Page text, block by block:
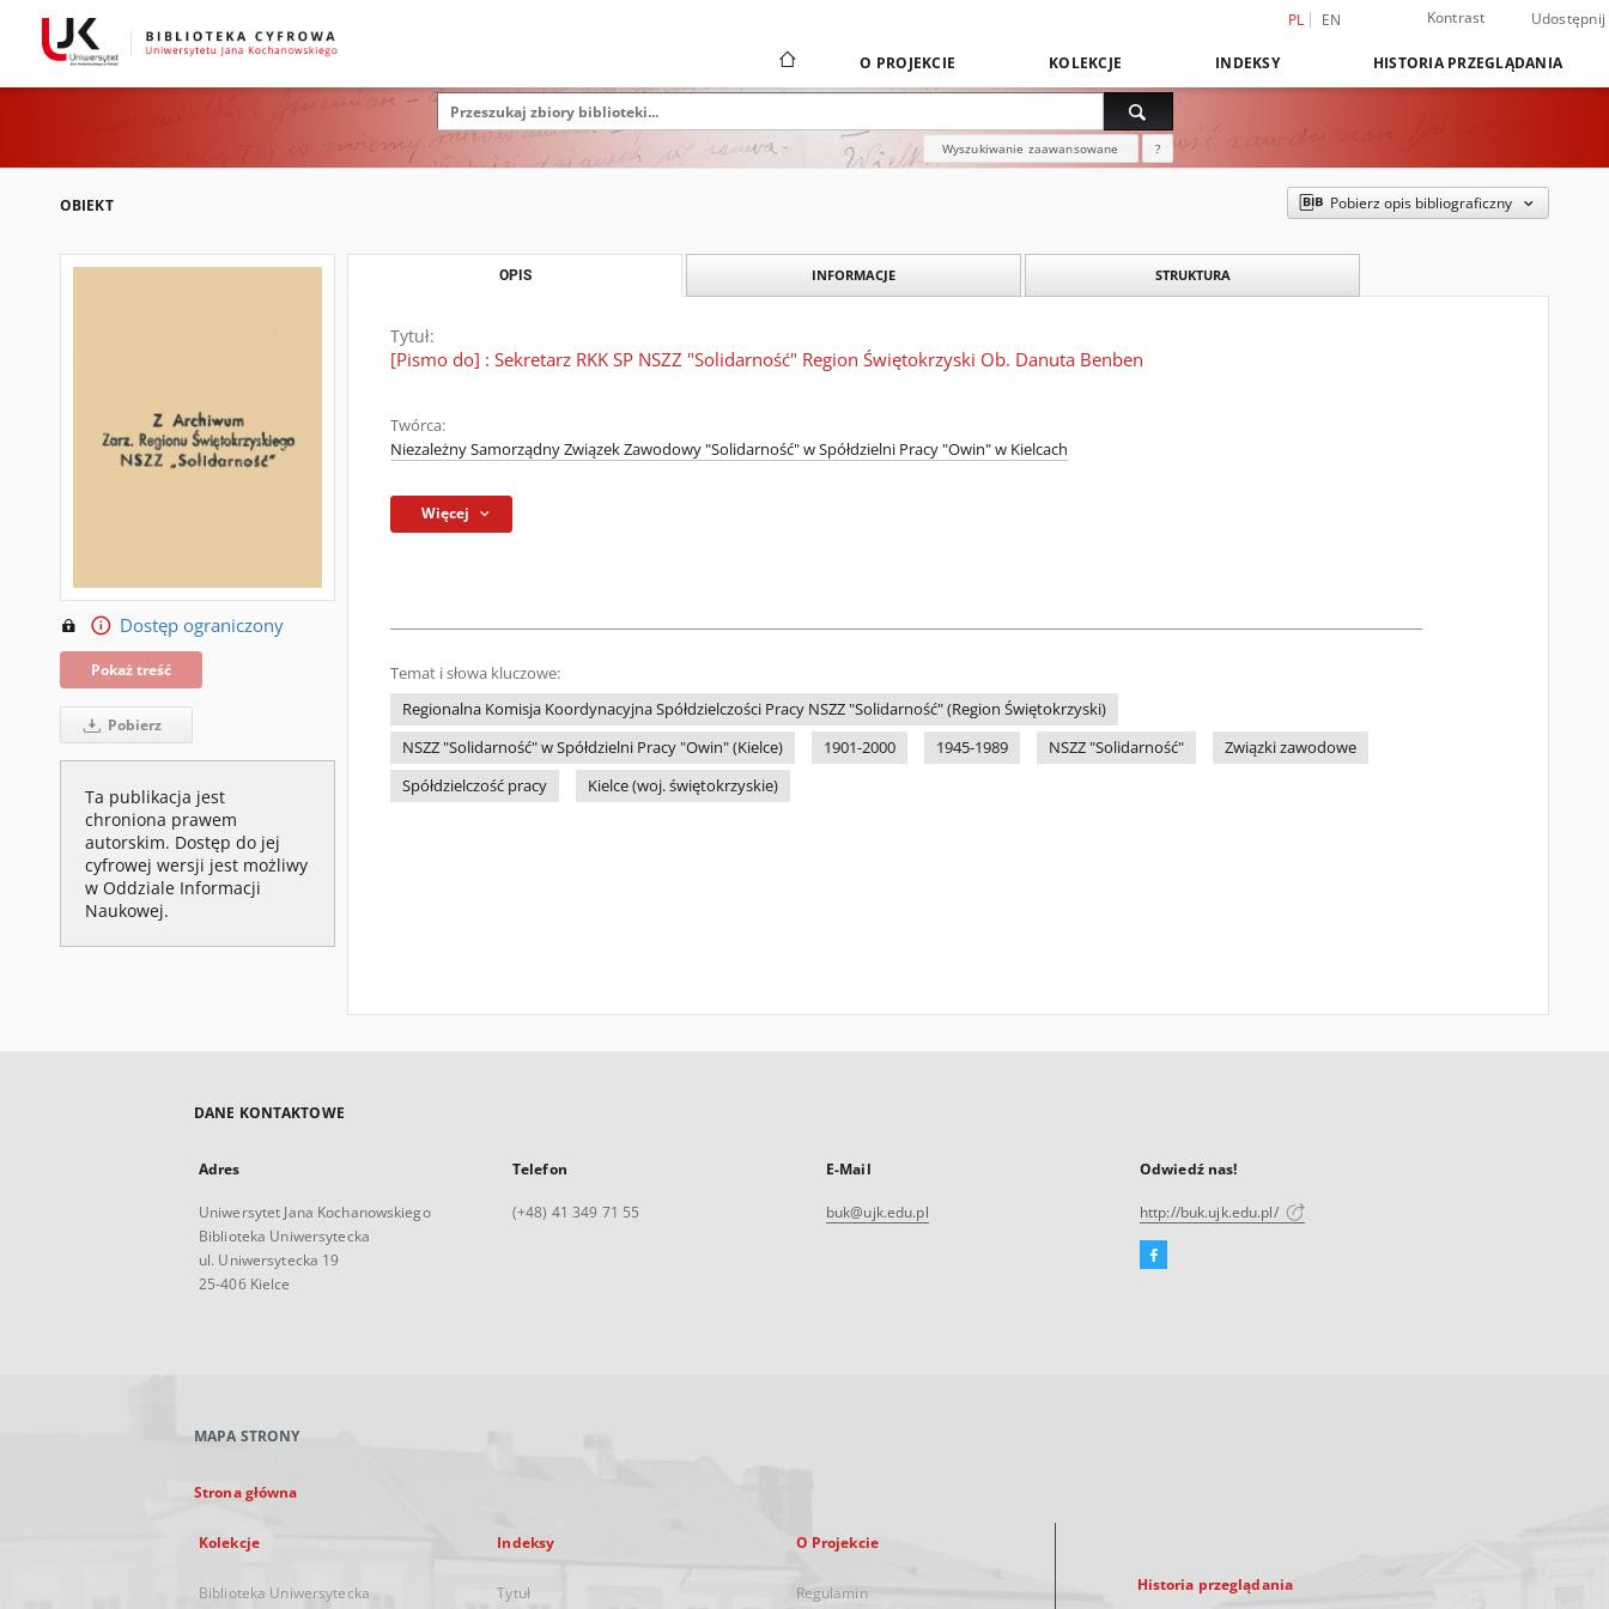
PL EN Kontrast Udostępnij
O PROJEKCIE KOLEKCJE INDEKSY HISTORIA PRZEGLĄDANIA
Wyszukiwanie zaawansowane ?
OBIEKT Pobierz opis bibliograficzny
Dostęp ograniczony
Pokaż treść
Pobierz
Ta publikacja jest
chroniona prawem
autorskim. Dostęp do jej
cyfrowej wersji jest możliwy
w Oddziale Informacji
Naukowej.
OPIS INFORMACJE STRUKTURA
Tytuł:
[Pismo do] : Sekretarz RKK SP NSZZ "Solidarność" Region Świętokrzyski Ob. Danuta Benben
Twórca:
Niezależny Samorządny Związek Zawodowy "Solidarność" w Spółdzielni Pracy "Owin" w Kielcach
Więcej
Temat i słowa kluczowe:
Regionalna Komisja Koordynacyjna Spółdzielczości Pracy NSZZ "Solidarność" (Region Świętokrzyski)
NSZZ "Solidarność" w Spółdzielni Pracy "Owin" (Kielce)
1901-2000 1945-1989 NSZZ "Solidarność"
Związki zawodowe
Spółdzielczość pracy
Kielce (woj. świętokrzyskie)
DANE KONTAKTOWE
Adres
Uniwersytet Jana Kochanowskiego
Biblioteka Uniwersytecka
ul. Uniwersytecka 19
25-406 Kielce
Telefon
(+48) 41 349 71 55
E-Mail
buk@ujk.edu.pl
Odwiedź nas!
http://buk.ujk.edu.pl/
Facebook
MAPA STRONY
Strona główna
Kolekcje
Biblioteka Uniwersytecka
Indeksy
Tytuł
O Projekcie
Regulamin Historia przeglądania